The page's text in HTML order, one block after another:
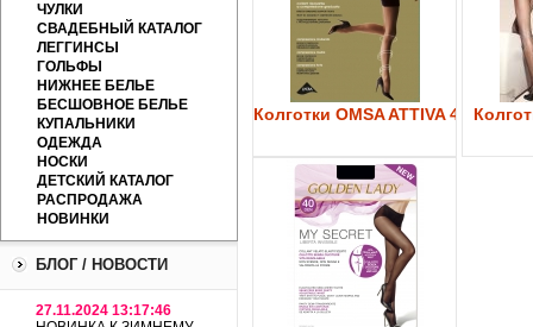
ЧУЛКИ
СВАДЕБНЫЙ КАТАЛОГ
ЛЕГГИНСЫ
ГОЛЬФЫ
НИЖНЕЕ БЕЛЬЕ
БЕСШОВНОЕ БЕЛЬЕ
КУПАЛЬНИКИ
ОДЕЖДА
НОСКИ
ДЕТСКИЙ КАТАЛОГ
РАСПРОДАЖА
НОВИНКИ
БЛОГ / НОВОСТИ
27.11.2024 13:17:46
Колготки OMSA ATTIVA 40